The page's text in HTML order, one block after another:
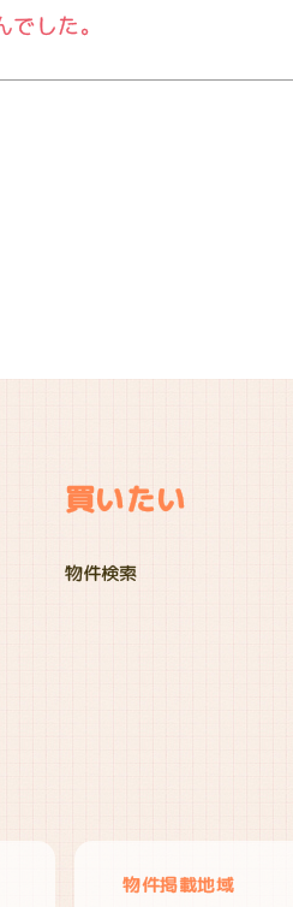
した。
買いたい
物件検索
物件掲載地域